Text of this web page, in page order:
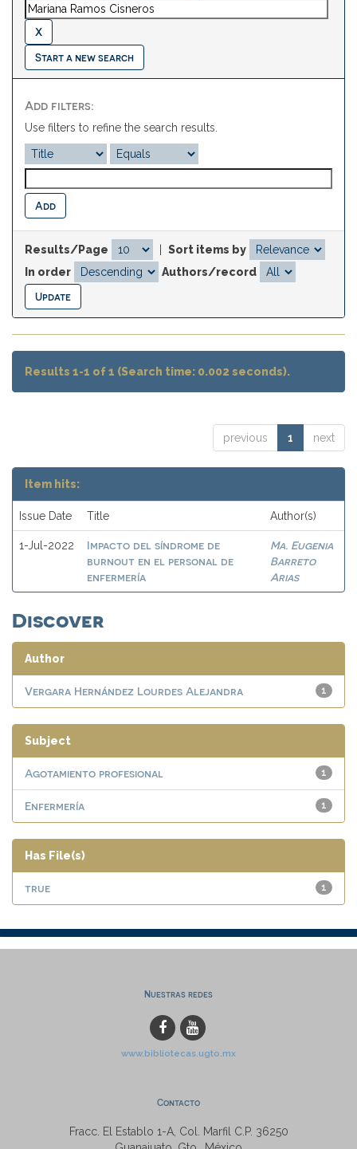
Start a new search
Add filters:
Use filters to refine the search results.
Results/Page
Sort items by
In order
Authors/record
Results 1-1 of 1 (Search time: 0.002 seconds).
previous 1 next
Item hits:
Issue Date Title Author(s)
1-Jul-2022
Impacto del síndrome de
burnout en el personal de
enfermería
Ma. Eugenia
Barreto
Arias
Discover
Author
1
Vergara Hernández Lourdes Alejandra
Subject
1
Agotamiento profesional
1
Enfermería
Has File(s)
1
true
Nuestras redes
www.bibliotecas.ugto.mx
Contacto
Fracc. El Establo 1-A, Col. Marfil C.P. 36250